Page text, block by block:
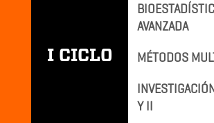
I CICLO
AVANZADA
MÉTODOS
Y II